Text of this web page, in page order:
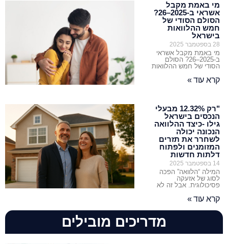
מי באמת מקבל
אשראי ב-2025–26?
הסולם הסודי של
חמש ההלוואות
בישראל
28 בספטמבר 2025
מי באמת מקבל אשראי
ב-2025–26? הסולם
הסודי של חמש ההלוואות
קרא עוד »
"רק ‎12.32%‎ מבעלי
הנכסים בישראל
גילו -כיצד ההלוואה
הנכונה יכולה
לשחרר את תזרים
המזומנים ולפתוח
דלתות חדשות
14 בספטמבר 2025
המילה “הלוואה” הפכה
לסוג של אזעקה
פסיכולוגית. אבל זה לא
קרא עוד »
מדריכים מובילים